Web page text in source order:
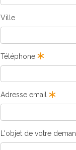
Ville
Téléphone
Adresse email
L'objet de votre